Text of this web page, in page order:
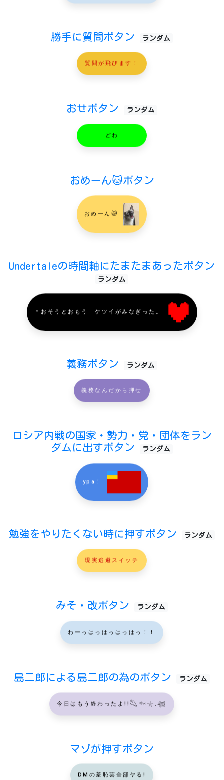
勝手に質問ボタン ランダム
質問が飛びます！
おせボタン ランダム
どわ
おめーん🐱ボタン
おめーん🐱
Undertaleの時間軸にたまたまあったボタン
ランダム
＊おそうとおもう ケツイがみなぎった。
義務ボタン ランダム
義務なんだから押せ
ロシア内戦の国家・勢力・党・団体をラン
ダムに出すボタン
ランダム
ypa！
勉強をやりたくない時に押すボタン ランダム
現実逃避スイッチ
みそ・改ボタン ランダム
わーっはっはっはっはっ！！
島二郎による島二郎の為のボタン ランダム
今日はもう終わったよ!!𓆡𓆜𓇼𓈒𓆉
マゾが押すボタン
DMの羞恥芸全部ヤる!